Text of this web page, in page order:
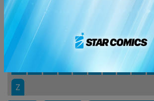
caratteristiche principali e per
gratuitamente, le prime pagine.
Tutti C D E F G H
U
Z